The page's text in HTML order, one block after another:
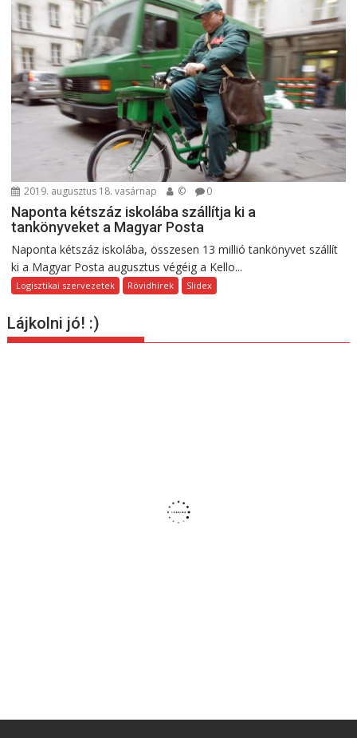
2019. augusztus 18. vasárnap © 0
Naponta kétszáz iskolába szállítja ki a
tankönyveket a Magyar Posta
Naponta kétszáz iskolába, összesen 13 millió tankönyvet szállít
ki a Magyar Posta augusztus végéig a Kello...
Logisztikai szervezetek Rövidhírek Slidex
Lájkolni jó! :)